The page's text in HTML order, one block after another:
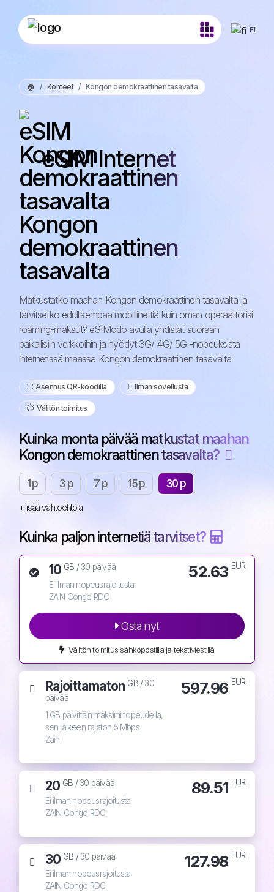
FI
🏠 Kohteet Kongon demokraattinen tasavalta
eSIM Internet
Kongon
demokraattinen
tasavalta
Matkustatko maahan Kongon demokraattinen tasavalta ja
tarvitsetko edullisempaa mobiilinettiä kuin oman operaattorisi
roaming-maksut? eSIModo avulla yhdistät suoraan
paikallisiin verkkoihin ja hyödyt 3G/ 4G/ 5G -nopeuksista
internetissä maassa Kongon demokraattinen tasavalta
⛶️️ Asennus QR-koodilla ️ Ilman sovellusta
⏱️️ Välitön toimitus
Kuinka monta päivää matkustat maahan
Kongon demokraattinen tasavalta?
1 p 3 p 7 p 15 p 30 p
+ lisää vaihtoehtoja
Kuinka paljon internetiä tarvitset?
10 GB /30 päivää
Ei ilman nopeusrajoitusta
ZAIN Congo RDC
52.63 EUR
Osta nyt
Välitön toimitus sähköpostilla ja tekstiviestillä
Rajoittamaton GB /30
päivää
1 GB päivittäin maksiminopeudella,
sen jälkeen rajaton 5 Mbps
Zain
597.96 EUR
20 GB /30 päivää
Ei ilman nopeusrajoitusta
ZAIN Congo RDC
89.51 EUR
30 GB /30 päivää
Ei ilman nopeusrajoitusta
ZAIN Congo RDC
127.98 EUR